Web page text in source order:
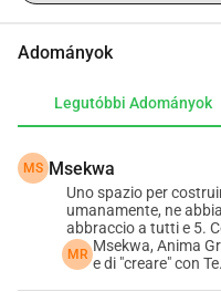
találkozhatunk,
hallgathatunk, és
anyák és apák
kezdeményezések.
azok gyakorolhatják a
csak találkozhatnak,
új dolgokat hozhatnak
Adományok
Legutóbbi Adományok
MS Msekwa
Uno spazio per
umanamente, ne
abbraccio a tutti e 5.
MR Msekwa, Anima
e di "creare" con